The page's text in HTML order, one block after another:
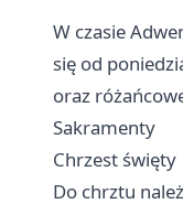
W czasie
się od
oraz
Sakramenty
Chrzest święty
Do chrztu